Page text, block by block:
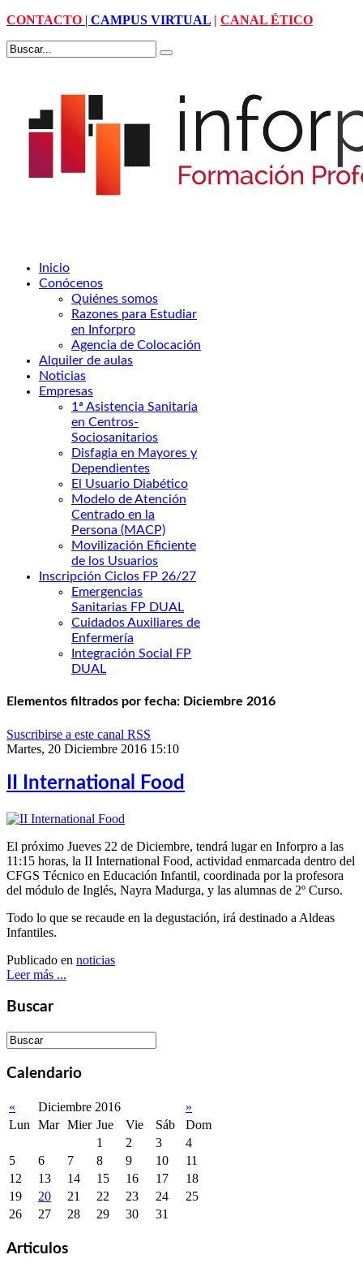
CONTACTO | CAMPUS VIRTUAL | CANAL ÉTICO
Inicio
Conócenos
Quiénes somos
Razones para Estudiar
en Inforpro
Agencia de Colocación
Alquiler de aulas
Noticias
Empresas
1ª Asistencia Sanitaria
en Centros-
Sociosanitarios
Disfagia en Mayores y
Dependientes
El Usuario Diabético
Modelo de Atención
Centrado en la
Persona (MACP)
Movilización Eficiente
de los Usuarios
Inscripción Ciclos FP 26/27
Emergencias
Sanitarias FP DUAL
Cuidados Auxiliares de
Enfermería
Integración Social FP
DUAL
Elementos filtrados por fecha: Diciembre 2016
Suscribirse a este canal RSS
Martes, 20 Diciembre 2016 15:10
II International Food
El próximo Jueves 22 de Diciembre, tendrá lugar en Inforpro a las
11:15 horas, la II International Food, actividad enmarcada dentro del
CFGS Técnico en Educación Infantil, coordinada por la profesora
del módulo de Inglés, Nayra Madurga, y las alumnas de 2º Curso.
Todo lo que se recaude en la degustación, irá destinado a Aldeas
Infantiles.
Publicado en noticias
Leer más ...
Buscar
Calendario
« Diciembre 2016
»
Lun
Mar Mier Jue Vie Sáb
Dom
1
2 3
4
5
6 7 8 9 10
11
12
13 14 15 16 17
18
19
20 21 22 23 24
25
26
27 28 29 30 31
Articulos